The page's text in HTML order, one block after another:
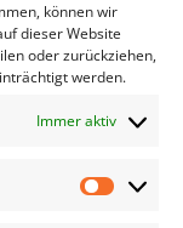
können wir
dieser Website
oder zurückziehen,
werden.
Immer aktiv